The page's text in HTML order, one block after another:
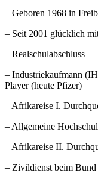
– Geboren 1968 in
– Seit 2001 glücklich
– Realschulabschluss
– Industriekaufmann
Player (heute Pfizer)
– Afrikareise I.
– Allgemeine
– Afrikareise II.
– Zivildienst beim